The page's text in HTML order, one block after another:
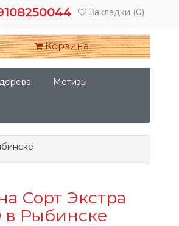
Закладки (0)
Корзина
Метизы
Сорт Экстра
в Рыбинске